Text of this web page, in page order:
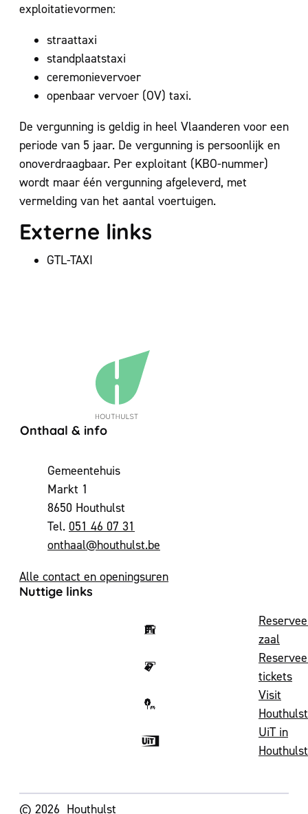
exploitatievormen:
straattaxi
standplaatstaxi
ceremonievervoer
openbaar vervoer (OV) taxi.
De vergunning is geldig in heel Vlaanderen voor een
periode van 5 jaar. De vergunning is persoonlijk en
onoverdraagbaar. Per exploitant (KBO-nummer)
wordt maar één vergunning afgeleverd, met
vermelding van het aantal voertuigen.
Externe links
GTL-TAXI
Contact & openingsuren
Onthaal & info
AdresGemeentehuis
Markt 1
,8650 Houthulst
051 46 07 31
E-mailonthaal@houthulst.be
Alle contact en openingsuren
Nuttige links
zaal
tickets
Visit
Houthulst
UiT in
Houthulst
© 2026 Houthulst